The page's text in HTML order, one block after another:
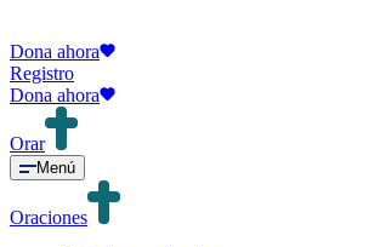
Dona ahora
Registro
Dona ahora
Orar
Menú
Oraciones